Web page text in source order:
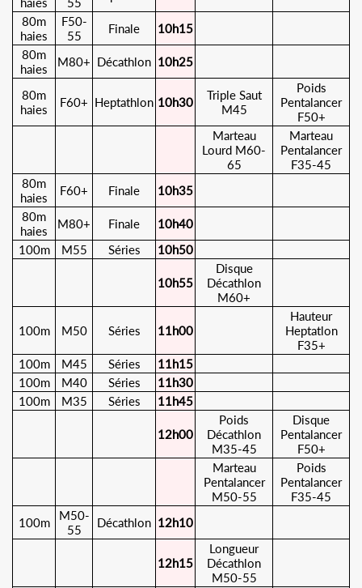
80m
haies
F50-
55
Finale
10h15
80m
haies
M80+ Décathlon 10h25
80m
haies
F60+ Heptathlon 10h30
Triple Saut
M45
Poids
Pentalancer
F50+
Marteau
Lourd M60-
65
Marteau
Pentalancer
F35-45
80m
haies
F60+ Finale
10h35
80m
haies
M80+ Finale
10h40
100m
M55 Séries 10h50
10h55
Disque
Décathlon
M60+
100m M50 Séries 11h00
Hauteur
Heptatlon
F35+
100m
M45 Séries
11h15
100m
M40 Séries
11h30
100m
M35 Séries 11h45
12h00
Poids
Décathlon
M35-45
Disque
Pentalancer
F50+
Marteau
Pentalancer
M50-55
Poids
Pentalancer
F35-45
100m
M50-
55
Décathlon 12h10
12h15
Longueur
Décathlon
M50-55